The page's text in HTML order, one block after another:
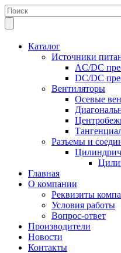
Каталог
Источники
AC/DC
DC/DC
Вентиляторы
Осевые
Разъемы и
Главная
О компании
Реквизиты
Условия работы
Вопрос-ответ
Производители
Новости
Контакты